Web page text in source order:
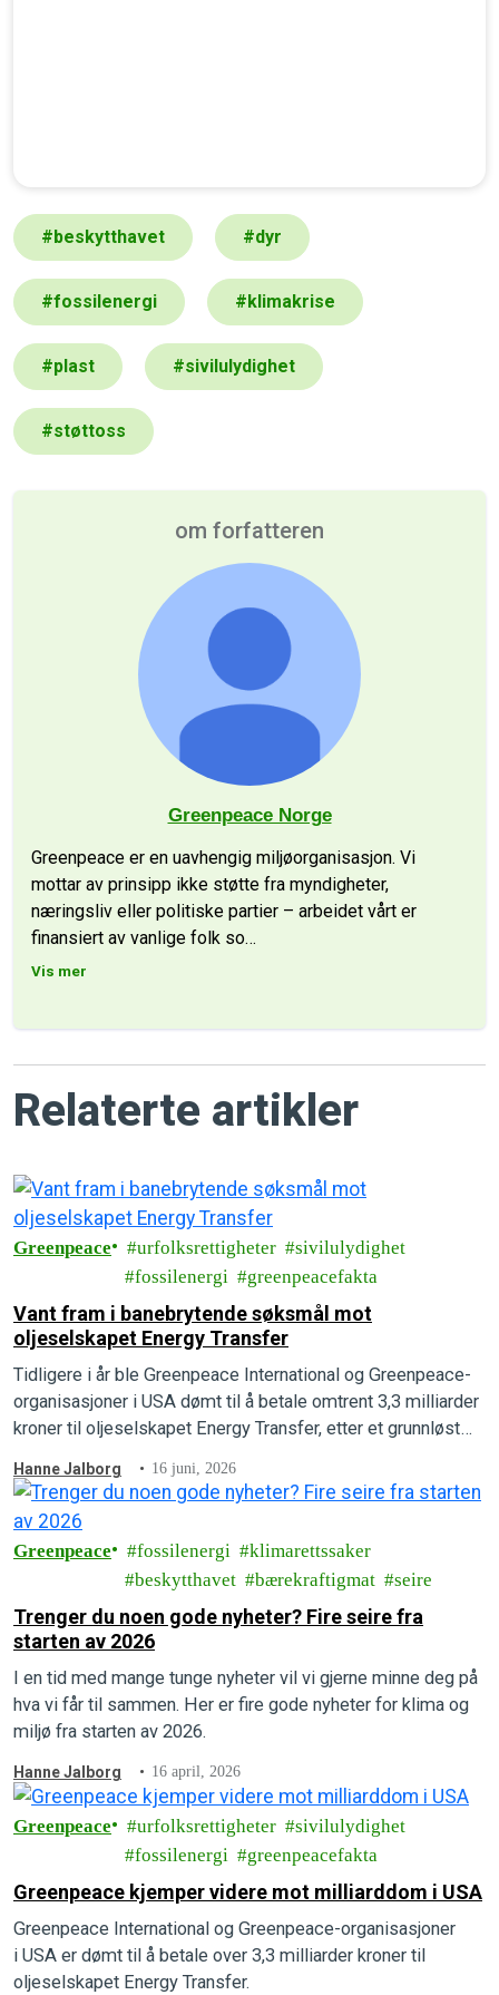
#beskytthavet #dyr
#fossilenergi #klimakrise
#plast #sivilulydighet
#støttoss
om forfatteren
Greenpeace Norge
Greenpeace er en uavhengig miljøorganisasjon. Vi
mottar av prinsipp ikke støtte fra myndigheter,
næringsliv eller politiske partier – arbeidet vårt er
finansiert av vanlige folk so…
Vis mer
Relaterte artikler
Greenpeace urfolksrettigheter
sivilulydighet
fossilenergi
greenpeacefakta
Vant fram i banebrytende søksmål mot
oljeselskapet Energy Transfer
Tidligere i år ble Greenpeace International og Greenpeace-
organisasjoner i USA dømt til å betale omtrent 3,3 milliarder
kroner til oljeselskapet Energy Transfer, etter et grunnløst
vunnet fram i et banebrytende motsøksmål.
Hanne Jalborg 16 juni, 2026
Greenpeace fossilenergi
klimarettssaker
beskytthavet
bærekraftigmat seire
Trenger du noen gode nyheter? Fire seire fra
starten av 2026
I en tid med mange tunge nyheter vil vi gjerne minne deg på
hva vi får til sammen. Her er fire gode nyheter for klima og
miljø fra starten av 2026.
Hanne Jalborg 16 april, 2026
Greenpeace urfolksrettigheter
sivilulydighet
fossilenergi
greenpeacefakta
Greenpeace kjemper videre mot milliarddom i USA
Greenpeace International og Greenpeace-organisasjoner
i USA er dømt til å betale over 3,3 milliarder kroner til
oljeselskapet Energy Transfer.